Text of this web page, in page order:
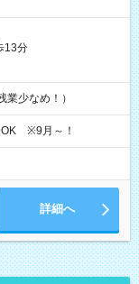
13分
少なめ！）
※9月～！
詳細へ